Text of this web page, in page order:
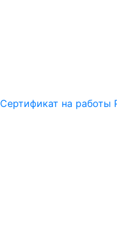
Сертификат на работы